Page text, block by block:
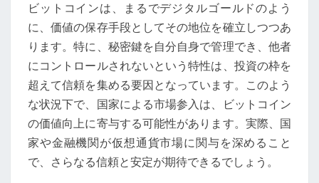
躍
進
と
XRP
の
試
練、
最
新
ビットコインは、まるでデジタルゴールドのよう
に、価値の保存手段としてその地位を確立しつつあ
ります。特に、秘密鍵を自分自身で管理でき、他者
にコントロールされないという特性は、投資の枠を
超えて信頼を集める要因となっています。このよう
な状況下で、国家による市場参入は、ビットコイン
の価値向上に寄与する可能性があります。実際、国
家や金融機関が仮想通貨市場に関与を深めること
で、さらなる信頼と安定が期待できるでしょう。